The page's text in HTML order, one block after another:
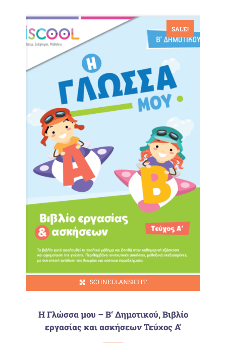
SALE!
SCHNELLANSICHT
Η Γλώσσα μου – Β‘ Δημοτικού, Βιβλίο
εργασίας και ασκήσεων Τεύχος Α‘